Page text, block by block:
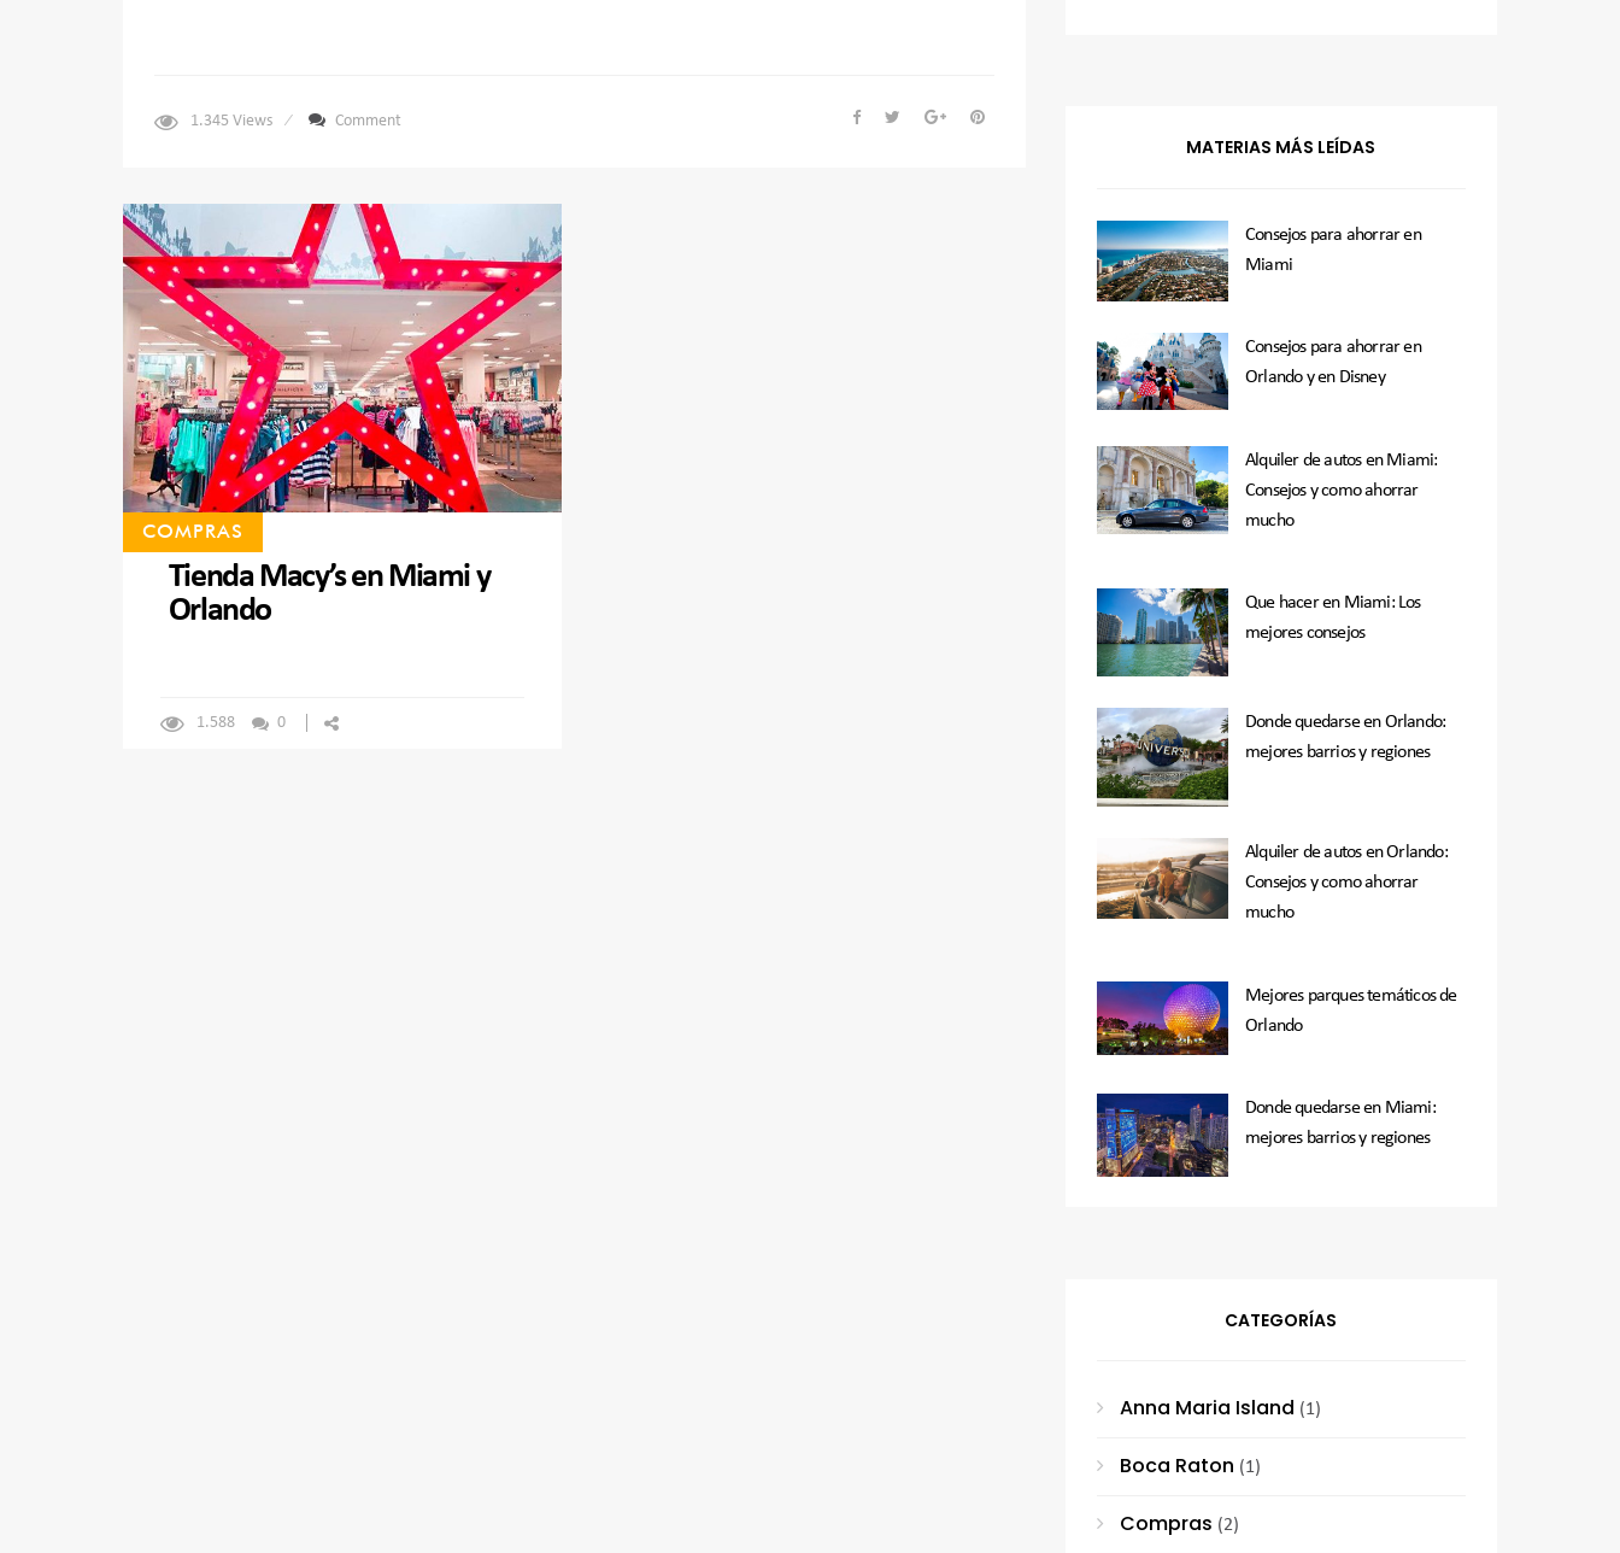
1.345Views Comment
COMPRAS
Tienda Macy’s en Miami y
Orlando
1.588 0
MATERIAS MÁS LEÍDAS
Consejos para ahorrar en
Miami
Consejos para ahorrar en
Orlando y en Disney
Alquiler de autos en Miami:
Consejos y como ahorrar
mucho
Que hacer en Miami: Los
mejores consejos
Donde quedarse en Orlando:
mejores barrios y regiones
Alquiler de autos en Orlando:
Consejos y como ahorrar
mucho
Mejores parques temáticos de
Orlando
Donde quedarse en Miami:
mejores barrios y regiones
CATEGORÍAS
Anna Maria Island (1)
Boca Raton (1)
Compras (2)